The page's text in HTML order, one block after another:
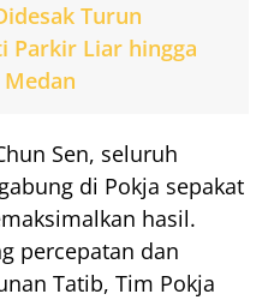
Turun
Parkir Liar hingga
Sen, seluruh
di Pokja sepakat
hasil.
percepatan dan
Tatib, Tim Pokja